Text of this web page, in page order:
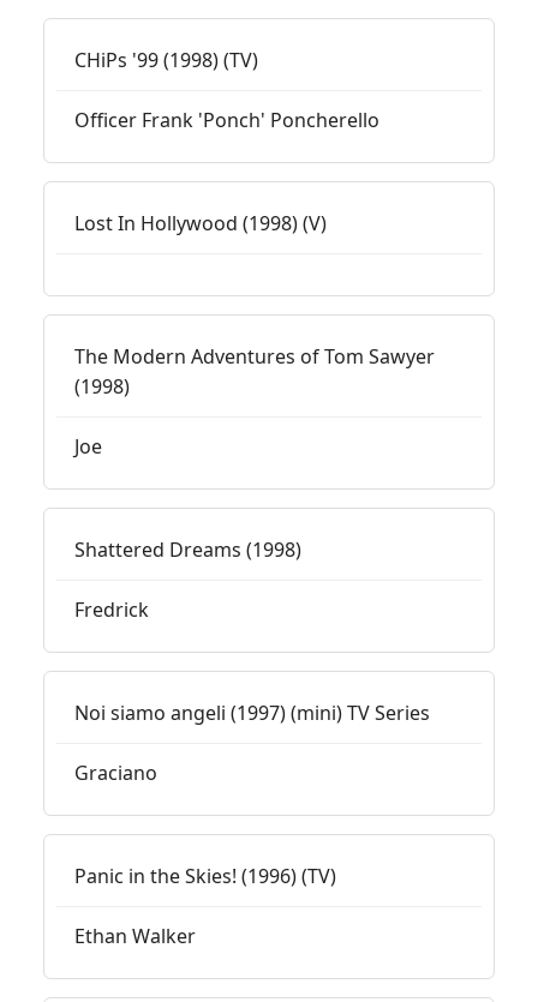
CHiPs '99 (1998) (TV)
Officer Frank 'Ponch' Poncherello
Lost In Hollywood (1998) (V)
The Modern Adventures of Tom Sawyer
(1998)
Joe
Shattered Dreams (1998)
Fredrick
Noi siamo angeli (1997) (mini) TV Series
Graciano
Panic in the Skies! (1996) (TV)
Ethan Walker